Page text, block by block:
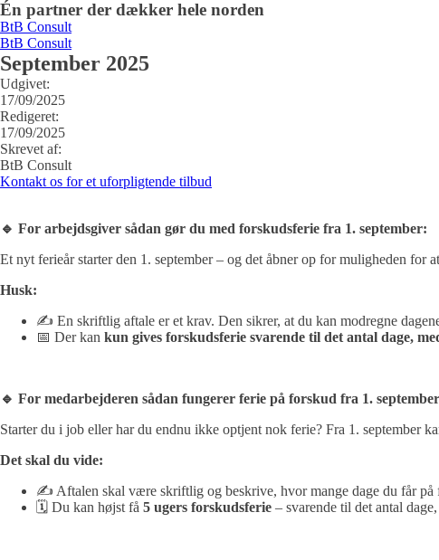
Én partner der dækker hele norden
BtB Consult
BtB Consult
September 2025
Udgivet:
17/09/2025
Redigeret:
17/09/2025
Skrevet af:
BtB Consult
Kontakt os for et uforpligtende tilbud
🔹 For arbejdsgiver sådan gør du med forskudsferie fra 1. september:
Et nyt ferieår starter den 1. september – og det åbner op for muligheden for
Husk:
✍️ En skriftlig aftale er et krav. Den sikrer, at du kan modregne
📅 Der kan kun gives forskudsferie svarende til det antal dage,
🔹 For medarbejderen sådan fungerer ferie på forskud fra 1.
Starter du i job eller har du endnu ikke optjent nok ferie? Fra 1. september
Det skal du vide:
✍️ Aftalen skal være skriftlig og beskrive, hvor mange dage du får på
🗓️ Du kan højst få 5 ugers forskudsferie – svarende til det antal